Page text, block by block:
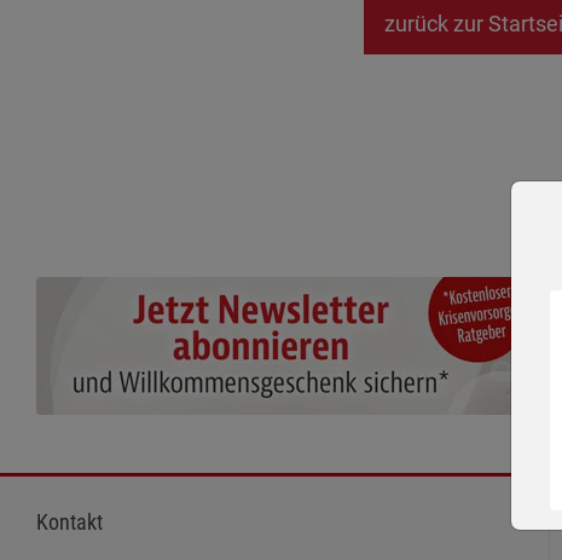
zurück zur
Kontakt